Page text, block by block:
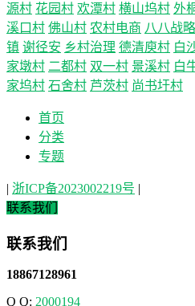
源村 花园村 欢潭村 横山坞村 外
溪口村 佛山村 农村电商 八八战略
镇 谢径安 乡村治理 德清庾村 白
家墩村 二都村 双一村 景溪村 白
家坞村 石舍村 芦茨村 尚书圩村
首页
分类
专题
| 浙ICP备2023002219号 |
联系我们
联系我们
18867128961
Q Q: 2000194